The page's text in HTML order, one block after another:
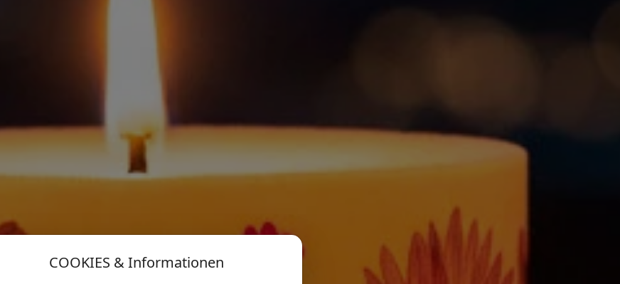
COOKIES & Informationen